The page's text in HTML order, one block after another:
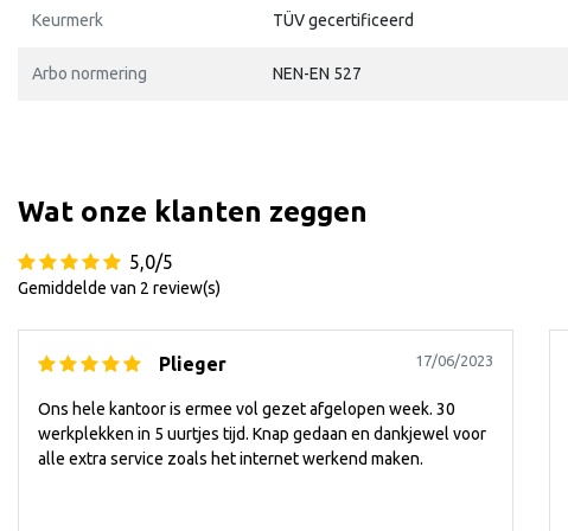
Keurmerk TÜV gecertificeerd
Arbo normering NEN-EN 527
Wat onze klanten zeggen
5,0/5
Gemiddelde van 2 review(s)
Plieger 17/06/2023
Ons hele kantoor is ermee vol gezet afgelopen week. 30
werkplekken in 5 uurtjes tijd. Knap gedaan en dankjewel voor
alle extra service zoals het internet werkend maken.